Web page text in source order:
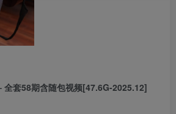
全套58期含随包视频[47.6G-2025.12]